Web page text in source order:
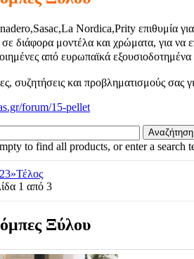
Nordica,Prity επιθυμία
διάφορα μοντέλα και χρώματα, για να
από ευρωπαϊκά
συζητήσεις και προβληματισμούς σας
forum/15-pellet
to find all products, or enter a search
23»Τέλος
1 από 3
Ξύλου